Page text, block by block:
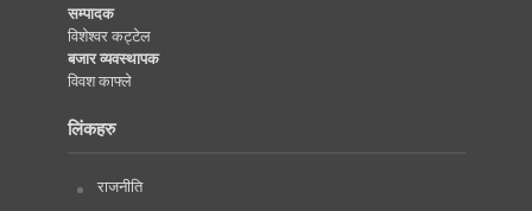
सम्पादक
विशेश्वर कट्टेल
बजार व्यवस्थापक
विवश काफ्ले
लिंकहरु
राजनीति